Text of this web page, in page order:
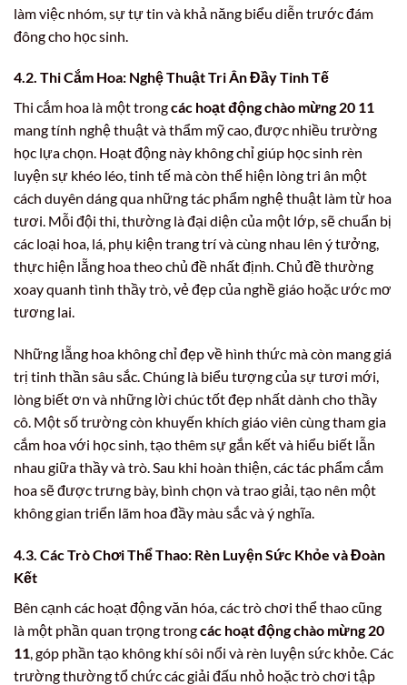
làm việc nhóm, sự tự tin và khả năng biểu diễn trước đám
đông cho học sinh.
4.2. Thi Cắm Hoa: Nghệ Thuật Tri Ân Đầy Tinh Tế
Thi cắm hoa là một trongcác hoạt động chào mừng 20 11
mang tính nghệ thuật và thẩm mỹ cao, được nhiều trường
học lựa chọn. Hoạt động này không chỉ giúp học sinh rèn
luyện sự khéo léo, tinh tế mà còn thể hiện lòng tri ân một
cách duyên dáng qua những tác phẩm nghệ thuật làm từ hoa
tươi. Mỗi đội thi, thường là đại diện của một lớp, sẽ chuẩn bị
các loại hoa, lá, phụ kiện trang trí và cùng nhau lên ý tưởng,
thực hiện lẵng hoa theo chủ đề nhất định. Chủ đề thường
xoay quanh tình thầy trò, vẻ đẹp của nghề giáo hoặc ước mơ
tương lai.
Những lẵng hoa không chỉ đẹp về hình thức mà còn mang giá
trị tinh thần sâu sắc. Chúng là biểu tượng của sự tươi mới,
lòng biết ơn và những lời chúc tốt đẹp nhất dành cho thầy
cô. Một số trường còn khuyến khích giáo viên cùng tham gia
cắm hoa với học sinh, tạo thêm sự gắn kết và hiểu biết lẫn
nhau giữa thầy và trò. Sau khi hoàn thiện, các tác phẩm cắm
hoa sẽ được trưng bày, bình chọn và trao giải, tạo nên một
không gian triển lãm hoa đầy màu sắc và ý nghĩa.
4.3. Các Trò Chơi Thể Thao: Rèn Luyện Sức Khỏe và Đoàn
Kết
Bên cạnh các hoạt động văn hóa, các trò chơi thể thao cũng
là một phần quan trọng trongcác hoạt động chào mừng 20
11, góp phần tạo không khí sôi nổi và rèn luyện sức khỏe. Các
trường thường tổ chức các giải đấu nhỏ hoặc trò chơi tập